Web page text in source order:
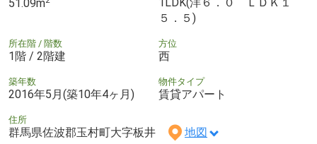
51.09m
５．５)
所在階 / 階数
1階 / 2階建
方位
西
築年数
2016年5月(築10年4ヶ月)
物件タイプ
賃貸アパート
住所
群馬県佐波郡玉村町大字板井 地図